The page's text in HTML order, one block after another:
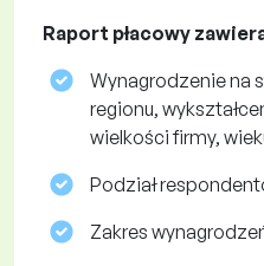
Raport płacowy
Wynagrodzenie na
regionu,
wielkości firmy,
Podział
Zakres